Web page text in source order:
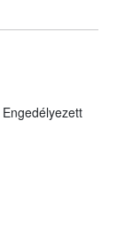
Engedélyezett